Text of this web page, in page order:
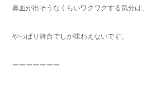
鼻血が出そうなくらいワクワクする気分は、
やっぱり舞台でしか味わえないです。
ーーーーーーー